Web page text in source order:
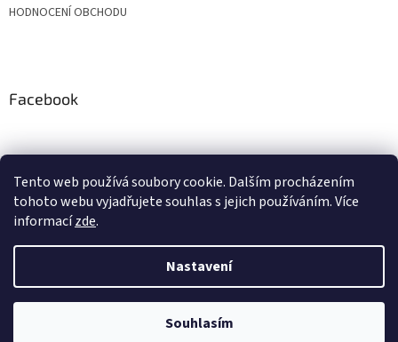
Tento web používá soubory cookie. Dalším procházením
tohoto webu vyjadřujete souhlas s jejich používáním. Více
informacízde.
Nastavení
Souhlasím
Vážení zákazníci, z důvodu čerpání dovolených budou objednávky
přijaté v období od 20. do 24. července expedovány po 28. 7. Zároveň si
Vás dovolujeme upozornit, že v průběhu letních prázdnin může být
expedice o pár dní prodloužena. Děkujeme Vám za pochopení a
HODNOCENÍ OBCHODU
Facebook
Vytvořil Shoptet
BONASTYL. Všechna práva vyhrazena.